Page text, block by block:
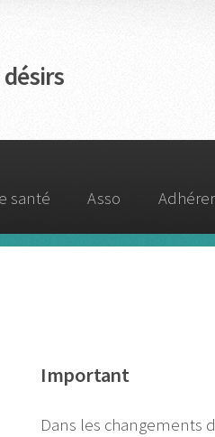
santé Asso Adhérer
Important
Dans les changements